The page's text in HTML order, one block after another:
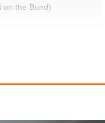
on the Bund)